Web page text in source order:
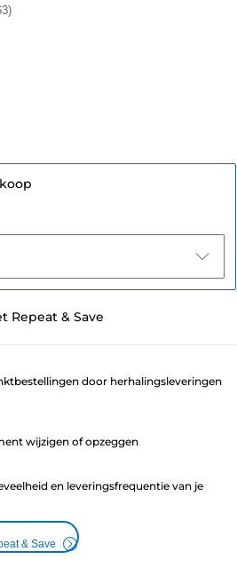
Repeat & Save
door herhalingsleveringen
wijzigen of opzeggen
en leveringsfrequentie van je
& Save